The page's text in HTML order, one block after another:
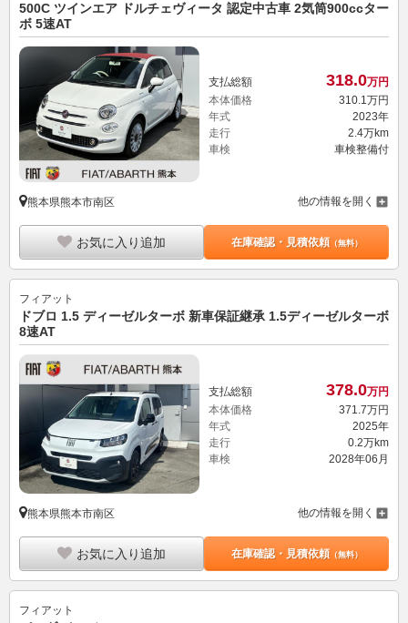
500C ツインエア ドルチェヴィータ 認定中古車 2気筒900ccター
ボ 5速AT
支払総額 318.0万円
本体価格
310.1万円
年式
2023年
走行
2.4万km
車検
車検整備付
熊本県熊本市南区 他の情報を開く
お気に入り追加 在庫確認・見積依頼（無料）
フィアット
ドブロ 1.5 ディーゼルターボ 新車保証継承 1.5ディーゼルターボ
8速AT
支払総額 378.0万円
本体価格
371.7万円
年式
2025年
走行
0.2万km
車検
2028年06月
熊本県熊本市南区 他の情報を開く
お気に入り追加 在庫確認・見積依頼（無料）
フィアット